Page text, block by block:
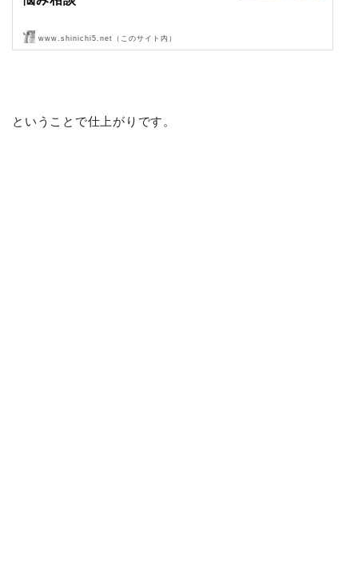
Liss 恵比寿【フリーランス美容師のみの美容室】代表 渡辺真一 地毛
www.shinichi5.net（このサイト内）
ということで仕上がりです。